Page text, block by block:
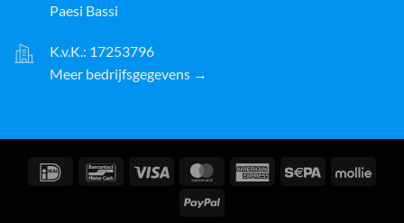
Paesi Bassi
K.v.K.: 17253796
Meer bedrijfsgegevens →
IDeal BancontactVisto MasterCardAmerican Sepa
PayPal